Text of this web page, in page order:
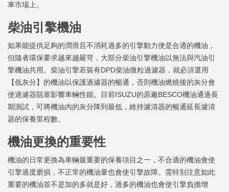
車市場上。
柴油引擎機油
如果能提供足夠的潤滑且不消耗過多的引擎動力便是合適的機油，
但隨者環保要求越來越嚴苛，大部分柴油引擎機油以無法與汽油引
擎機油共用。柴油引擎若裝有DPD柴油微粒過濾器，就必須選用
【低灰分】的機油以保護過濾器的暢通，否則機油燃燒後的灰分會
使過濾器阻塞影響車輛性能。目前ISUZU的原廠BESCO機油通過長
期測試，可將機油內的灰分降到最低，維持濾清器的暢通延長濾清
器的保養里程數。
機油更換的重要性
機油的日常更換為車輛最重要的保養項目之一，不合適的機油會使
引擎過度磨損，不正常的機油量也會使引擎故障。需特別注意如此
重要的機油並不是加的多就是好，過多的機油也會使引擎負擔增